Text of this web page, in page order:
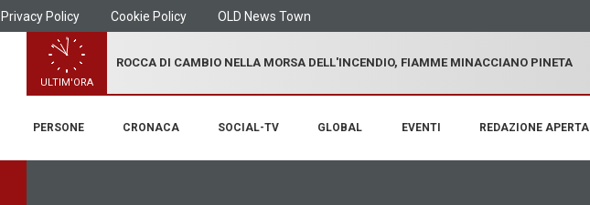
Privacy Policy Cookie Policy OLD News Town
ULTIM'ORA
ROCCA DI CAMBIO NELLA MORSA DELL'INCENDIO, FIAMME MINACCIANO PINETA
PERSONE CRONACA SOCIAL-TV GLOBAL EVENTI REDAZIONE APERTA